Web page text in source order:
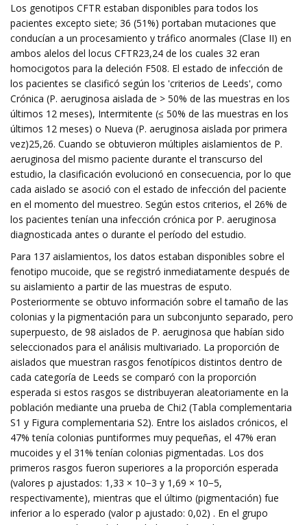
Los genotipos CFTR estaban disponibles para todos los
pacientes excepto siete; 36 (51%) portaban mutaciones que
conducían a un procesamiento y tráfico anormales (Clase II) en
ambos alelos del locus CFTR23,24 de los cuales 32 eran
homocigotos para la deleción F508. El estado de infección de
los pacientes se clasificó según los 'criterios de Leeds', como
Crónica (P. aeruginosa aislada de > 50% de las muestras en los
últimos 12 meses), Intermitente (≤ 50% de las muestras en los
últimos 12 meses) o Nueva (P. aeruginosa aislada por primera
vez)25,26. Cuando se obtuvieron múltiples aislamientos de P.
aeruginosa del mismo paciente durante el transcurso del
estudio, la clasificación evolucionó en consecuencia, por lo que
cada aislado se asoció con el estado de infección del paciente
en el momento del muestreo. Según estos criterios, el 26% de
los pacientes tenían una infección crónica por P. aeruginosa
diagnosticada antes o durante el período del estudio.
Para 137 aislamientos, los datos estaban disponibles sobre el
fenotipo mucoide, que se registró inmediatamente después de
su aislamiento a partir de las muestras de esputo.
Posteriormente se obtuvo información sobre el tamaño de las
colonias y la pigmentación para un subconjunto separado, pero
superpuesto, de 98 aislados de P. aeruginosa que habían sido
seleccionados para el análisis multivariado. La proporción de
aislados que muestran rasgos fenotípicos distintos dentro de
cada categoría de Leeds se comparó con la proporción
esperada si estos rasgos se distribuyeran aleatoriamente en la
población mediante una prueba de Chi2 (Tabla complementaria
S1 y Figura complementaria S2). Entre los aislados crónicos, el
47% tenía colonias puntiformes muy pequeñas, el 47% eran
mucoides y el 31% tenían colonias pigmentadas. Los dos
primeros rasgos fueron superiores a la proporción esperada
(valores p ajustados: 1,33 × 10−3 y 1,69 × 10−5,
respectivamente), mientras que el último (pigmentación) fue
inferior a lo esperado (valor p ajustado: 0,02) . En el grupo